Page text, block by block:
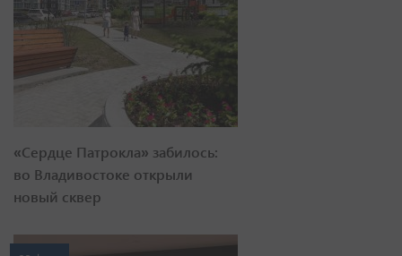
«Сердце Патрокла» забилось:
во Владивостоке открыли
новый сквер